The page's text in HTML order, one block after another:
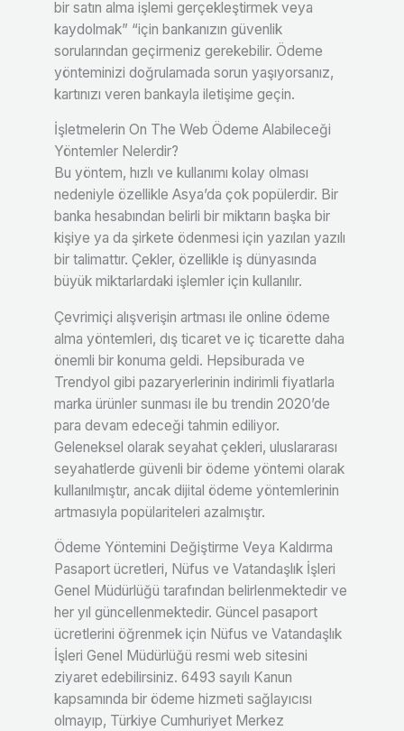
bir satın alma işlemi gerçekleştirmek veya
kaydolmak” “için bankanızın güvenlik
sorularından geçirmeniz gerekebilir. Ödeme
yönteminizi doğrulamada sorun yaşıyorsanız,
kartınızı veren bankayla iletişime geçin.
İşletmelerin On The Web Ödeme Alabileceği
Yöntemler Nelerdir?
Bu yöntem, hızlı ve kullanımı kolay olması
nedeniyle özellikle Asya’da çok popülerdir. Bir
banka hesabından belirli bir miktarın başka bir
kişiye ya da şirkete ödenmesi için yazılan yazılı
bir talimattır. Çekler, özellikle iş dünyasında
büyük miktarlardaki işlemler için kullanılır.
Çevrimiçi alışverişin artması ile online ödeme
alma yöntemleri, dış ticaret ve iç ticarette daha
önemli bir konuma geldi. Hepsiburada ve
Trendyol gibi pazaryerlerinin indirimli fiyatlarla
marka ürünler sunması ile bu trendin 2020’de
para devam edeceği tahmin ediliyor.
Geleneksel olarak seyahat çekleri, uluslararası
seyahatlerde güvenli bir ödeme yöntemi olarak
kullanılmıştır, ancak dijital ödeme yöntemlerinin
artmasıyla popülariteleri azalmıştır.
Ödeme Yöntemini Değiştirme Veya Kaldırma
Pasaport ücretleri, Nüfus ve Vatandaşlık İşleri
Genel Müdürlüğü tarafından belirlenmektedir ve
her yıl güncellenmektedir. Güncel pasaport
ücretlerini öğrenmek için Nüfus ve Vatandaşlık
İşleri Genel Müdürlüğü resmi web sitesini
ziyaret edebilirsiniz. 6493 sayılı Kanun
kapsamında bir ödeme hizmeti sağlayıcısı
olmayıp, Türkiye Cumhuriyet Merkez